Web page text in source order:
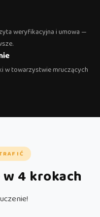
weryfikacyjna i umowa —
w towarzystwie mruczących
4 krokach